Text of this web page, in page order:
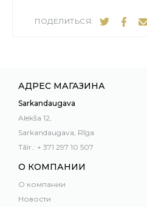
ПОДЕЛИТЬСЯ:
АДРЕС МАГАЗИНА
Sarkandaugava
Alekša 12,
Sarkandaugava, Rīga
Tālr.: + 371 297 10 507
О КОМПАНИИ
О компании
Новости